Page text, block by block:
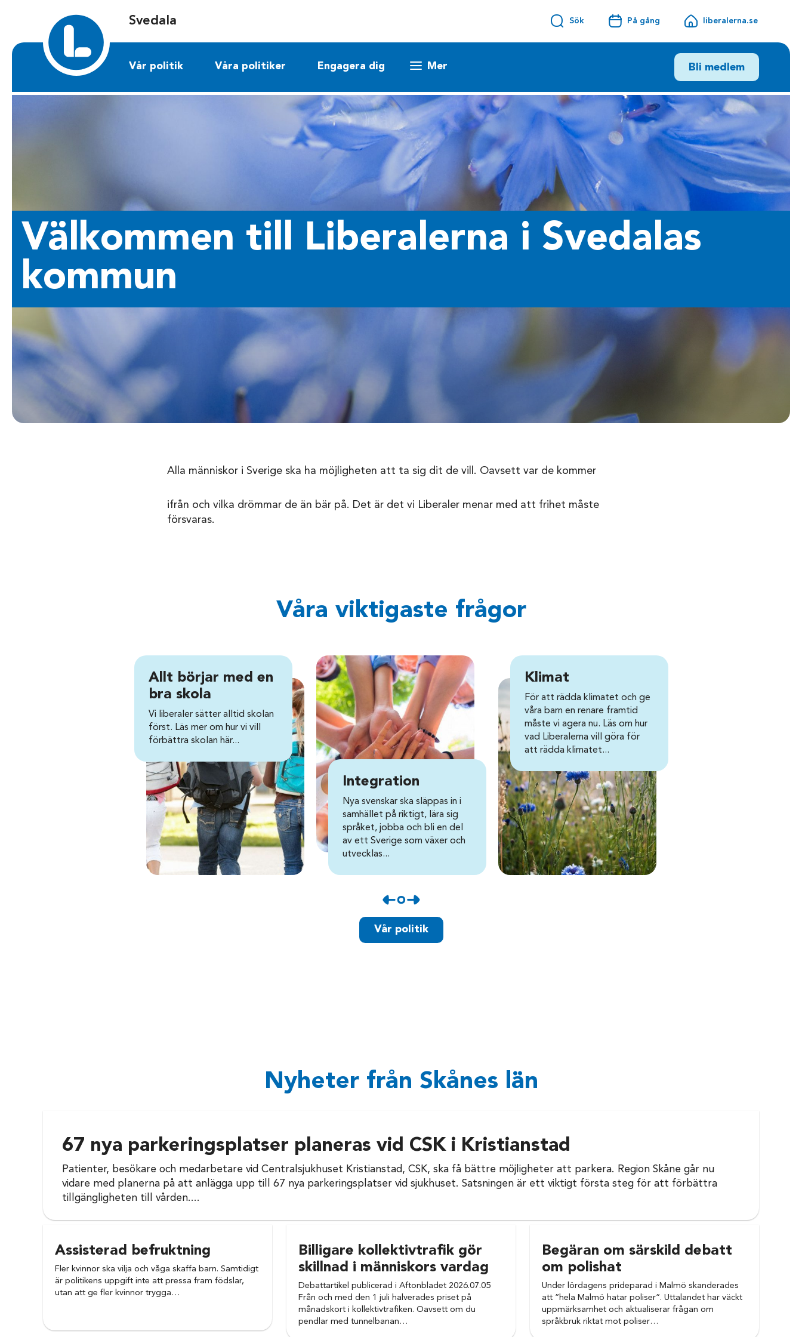
Svedala Sök På gång liberalerna.se
Vår politik Våra politiker Engagera dig Mer Bli medlem
Välkommen till Liberalerna i Svedalas
kommun
Alla människor i Sverige ska ha möjligheten att ta sig dit de vill. Oavsett var de kommer
ifrån och vilka drömmar de än bär på. Det är det vi Liberaler menar med att frihet måste
försvaras.
Våra viktigaste frågor
Allt börjar med en
bra skola
Vi liberaler sätter alltid skolan
först. Läs mer om hur vi vill
förbättra skolan här...
Integration
Nya svenskar ska släppas in i
samhället på riktigt, lära sig
språket, jobba och bli en del
av ett Sverige som växer och
utvecklas...
Klimat
För att rädda klimatet och ge
våra barn en renare framtid
måste vi agera nu. Läs om hur
vad Liberalerna vill göra för
att rädda klimatet...
Vår politik
Nyheter från Skånes län
67 nya parkeringsplatser planeras vid CSK i Kristianstad
Patienter, besökare och medarbetare vid Centralsjukhuset Kristianstad, CSK, ska få bättre möjligheter att parkera. Region Skåne går nu
vidare med planerna på att anlägga upp till 67 nya parkeringsplatser vid sjukhuset. Satsningen är ett viktigt första steg för att förbättra
tillgängligheten till vården....
Assisterad befruktning
Fler kvinnor ska vilja och våga skaffa barn. Samtidigt
är politikens uppgift inte att pressa fram födslar,
utan att ge fler kvinnor trygga…
Billigare kollektivtrafik gör
skillnad i människors vardag
Debattartikel publicerad i Aftonbladet 2026.07.05
Från och med den 1 juli halverades priset på
månadskort i kollektivtrafiken. Oavsett om du
pendlar med tunnelbanan…
Begäran om särskild debatt
om polishat
Under lördagens prideparad i Malmö skanderades
att ”hela Malmö hatar poliser”. Uttalandet har väckt
uppmärksamhet och aktualiserar frågan om
språkbruk riktat mot poliser…